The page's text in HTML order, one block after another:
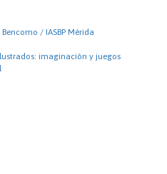
/ IASBP Mérida
imaginación y juegos